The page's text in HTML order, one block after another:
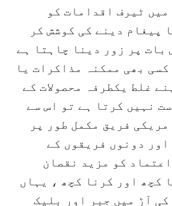
ٹیرف اقدامات کو
پیغام دینے کی کوشش کر
بات پر زور دینا چاہتا ہے
بھی ممکنہ مذاکرات یا
غلط یکطرفہ محصولات کے
نہیں کرتا ہے تو اس سے
فریق مکمل طور پر
اور دونوں فریقوں کے
کو مزید نقصان
کچھ اور کرنا کچھ ، یہاں
آڑ میں جبر اور بلیک